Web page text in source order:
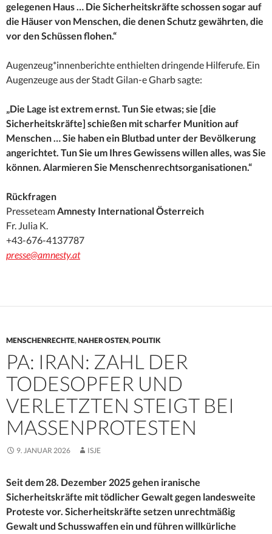
gelegenen Haus … Die Sicherheitskräfte schossen sogar auf
die Häuser von Menschen, die denen Schutz gewährten, die
vor den Schüssen flohen.“
Augenzeug*innenberichte enthielten dringende Hilferufe. Ein
Augenzeuge aus der Stadt Gilan-e Gharb sagte:
„Die Lage ist extrem ernst. Tun Sie etwas; sie [die
Sicherheitskräfte] schießen mit scharfer Munition auf
Menschen … Sie haben ein Blutbad unter der Bevölkerung
angerichtet. Tun Sie um Ihres Gewissens willen alles, was Sie
können. Alarmieren Sie Menschenrechtsorganisationen.“
Rückfragen
PresseteamAmnesty International Österreich
Fr. Julia K.
+43-676-4137787
presse@amnesty.at
MENSCHENRECHTE,NAHER OSTEN,POLITIK
PA: IRAN: ZAHL DER
TODESOPFER UND
VERLETZTEN STEIGT BEI
MASSENPROTESTEN
9. JANUAR 2026 ISJE
Seit dem 28. Dezember 2025 gehen iranische
Sicherheitskräfte mit tödlicher Gewalt gegen landesweite
Proteste vor. Sicherheitskräfte setzen unrechtmäßig
Gewalt und Schusswaffen ein und führen willkürliche